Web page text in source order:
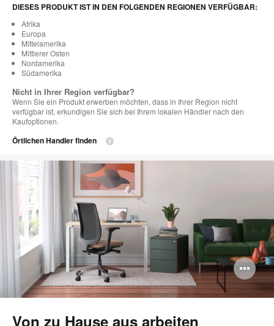
DIESES PRODUKT IST IN DEN FOLGENDEN REGIONEN VERFÜGBAR:
Afrika
Europa
Mittelamerika
Mittlerer Osten
Nordamerika
Südamerika
Nicht in Ihrer Region verfügbar?
Wenn Sie ein Produkt erwerben möchten, dass in Ihrer Region nicht
verfügbar ist, erkundigen Sie sich bei Ihrem lokalen Händler nach den
Kaufoptionen.
Örtlichen Handler finden
Von zu Hause aus arbeiten